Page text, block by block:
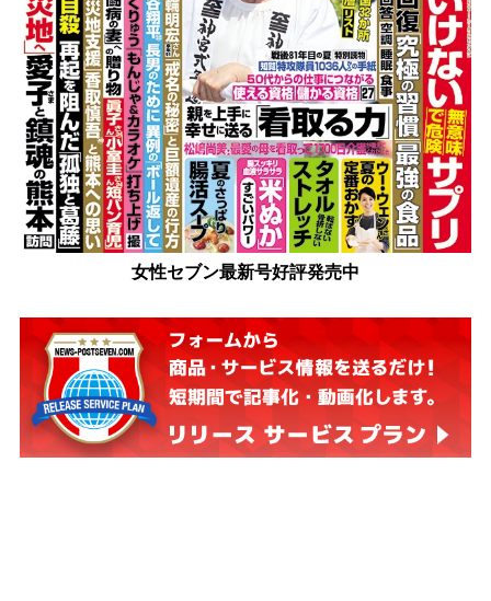
女性セブン最新号好評発売中